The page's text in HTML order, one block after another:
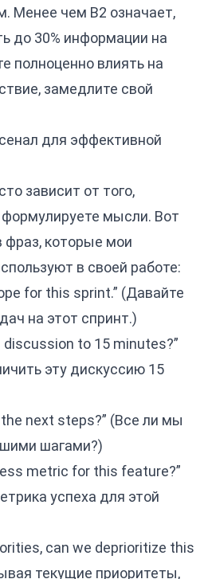
Менее чем B2 означает,
до 30% информации на
полноценно влиять на
замедлите свой
для эффективной
зависит от того,
мысли. Вот
фраз, которые мои
в своей работе:
for this sprint.” (Давайте
на этот спринт.)
to 15 minutes?”
эту дискуссию 15
the next steps?” (Все ли мы
шагами?)
metric for this feature?”
успеха для этой
can we deprioritize this
текущие приоритеты,